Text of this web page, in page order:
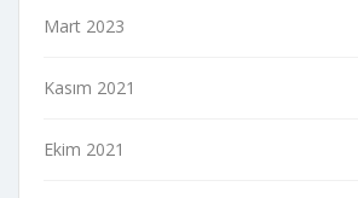
Mart 2023
Kasım 2021
Ekim 2021